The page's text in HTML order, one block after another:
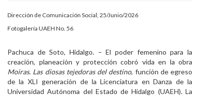
Publicaciones en línea
Acreditación Internacional
Alumnado
Aspirantes
Personal
Dirección de Comunicación Social, 25/Junio/2026
Fotogalería UAEH No. 56
Pachuca de Soto, Hidalgo. – El poder femenino para la
creación, planeación y protección cobró vida en la obra
Moiras. Las diosas tejedoras del destino, función de egreso
de la XLI generación de la Licenciatura en Danza de la
Universidad Autónoma del Estado de Hidalgo (UAEH). La